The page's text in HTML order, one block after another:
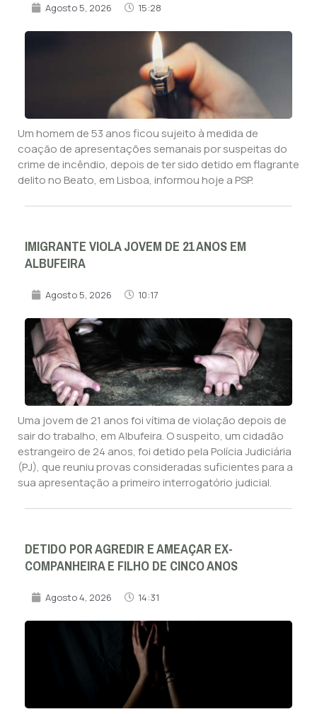
Agosto 5, 2026 15:28
Um homem de 53 anos ficou sujeito à medida de
coação de apresentações semanais por suspeitas do
crime de incêndio, depois de ter sido detido em flagrante
delito no Beato, em Lisboa, informou hoje a PSP.
IMIGRANTE VIOLA JOVEM DE 21 ANOS EM
ALBUFEIRA
Agosto 5, 2026 10:17
Uma jovem de 21 anos foi vítima de violação depois de
sair do trabalho, em Albufeira. O suspeito, um cidadão
estrangeiro de 24 anos, foi detido pela Polícia Judiciária
(PJ), que reuniu provas consideradas suficientes para a
sua apresentação a primeiro interrogatório judicial.
DETIDO POR AGREDIR E AMEAÇAR EX-
COMPANHEIRA E FILHO DE CINCO ANOS
Agosto 4, 2026 14:31